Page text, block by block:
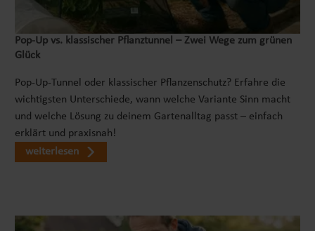
Pop‑Up vs. klassischer Pflanztunnel – Zwei Wege zum grünen
Glück
Pop-Up-Tunnel oder klassischer Pflanzenschutz? Erfahre die
wichtigsten Unterschiede, wann welche Variante Sinn macht
und welche Lösung zu deinem Gartenalltag passt – einfach
erklärt und praxisnah!
weiterlesen